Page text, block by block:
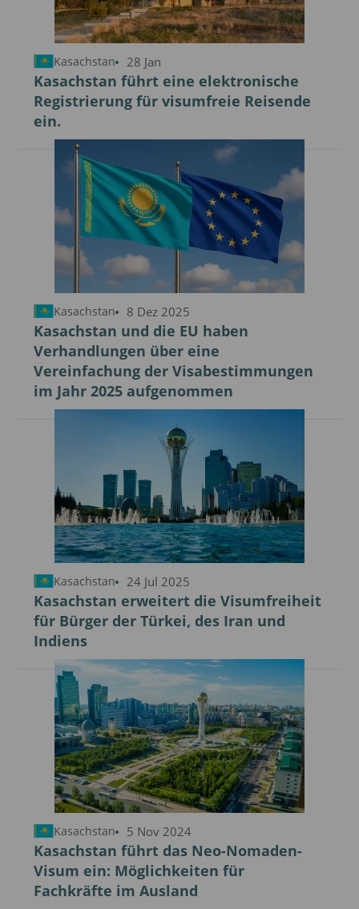
jetzt beantragen
Kasachstan 28 Jan
Kasachstan führt eine elektronische
Registrierung für visumfreie Reisende
ein.
Kasachstan 8 Dez 2025
Kasachstan und die EU haben
Verhandlungen über eine
Vereinfachung der Visabestimmungen
im Jahr 2025 aufgenommen
Kasachstan 24 Jul 2025
Kasachstan erweitert die Visumfreiheit
für Bürger der Türkei, des Iran und
Indiens
Kasachstan 5 Nov 2024
Kasachstan führt das Neo-Nomaden-
Visum ein: Möglichkeiten für
Fachkräfte im Ausland